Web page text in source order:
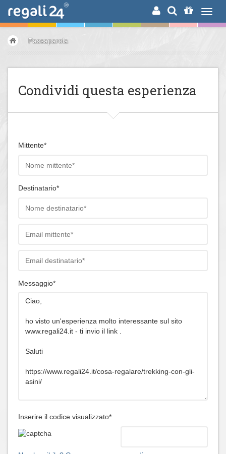
RICERCA
Passaparola
Condividi questa esperienza
Mittente*
Destinatario*
Messaggio*
Inserire il codice visualizzato*